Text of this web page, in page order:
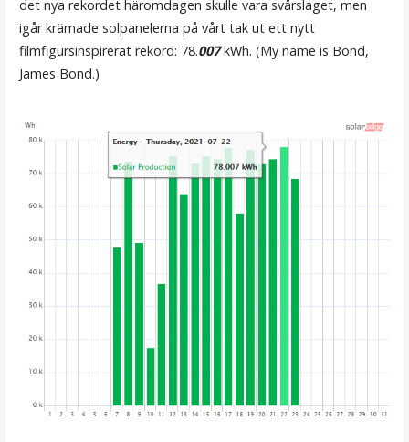
det nya rekordet häromdagen skulle vara svårslaget, men
igår krämade solpanelerna på vårt tak ut ett nytt
filmfigursinspirerat rekord: 78.007kWh. (My name is Bond,
James Bond.)